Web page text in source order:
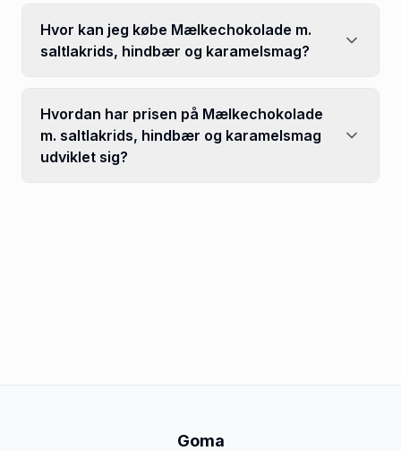
Hvor kan jeg købe Mælkechokolade m.
saltlakrids, hindbær og karamelsmag?
Hvordan har prisen på Mælkechokolade
m. saltlakrids, hindbær og karamelsmag
udviklet sig?
Goma